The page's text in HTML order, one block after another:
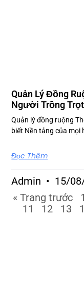
Quản Lý Đồng
Người Trồng
Quản lý đồng ruộng
biết Nền tảng của mọi
Đọc Thêm
Admin
15/
« Trang trước
1
11
12 13